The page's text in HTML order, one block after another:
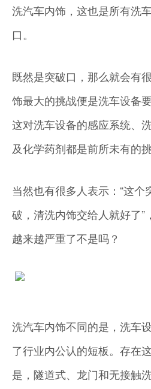
洗汽车内饰，这也是所有洗
口。
既然是突破口，那么就会有
饰最大的挑战便是洗车设备
这对洗车设备的感应系统、
及化学药剂都是前所未有的挑
当然也有很多人表示：“这
破，清洗内饰交给人就好了
越来越严重了不是吗？
洗汽车内饰不同的是，洗车
了行业内公认的短板。存在
是，隧道式、龙门和无接触